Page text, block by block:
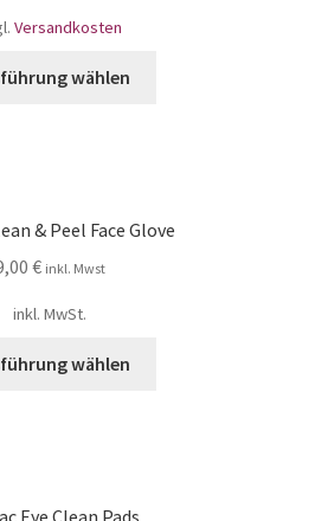
Versandkosten
wählen
& Peel Face Glove
€ inkl. Mwst
inkl. MwSt.
wählen